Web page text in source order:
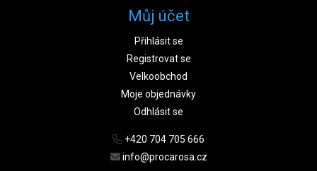
Můj účet
Přihlásit se
Registrovat se
Velkoobchod
Moje objednávky
Odhlásit se
+420 704 705 666
info@procarosa.cz